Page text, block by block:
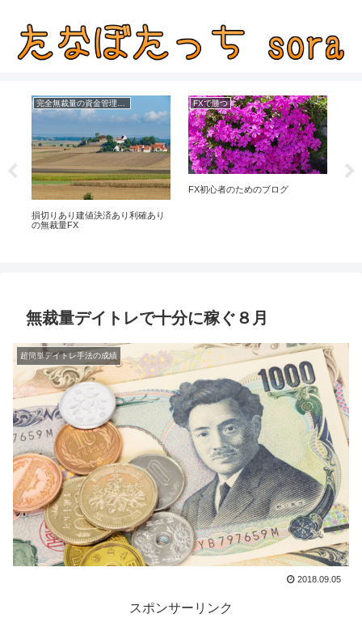
損切りあり建値決済あり利確あり
の無裁量FX
FXで勝つ
FX初心者のためのブログ
無裁量デイトレで十分に稼ぐ８月
超簡単デイトレ手法の成績
2018.09.05
スポンサーリンク